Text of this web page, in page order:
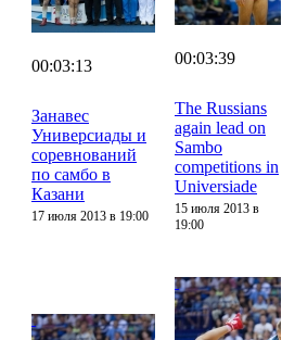
00:03:13
Занавес
Универсиады и
соревнований
по самбо в
Казани
17 июля 2013 в 19:00
00:03:39
The Russians
again lead on
Sambo
competitions in
Universiade
15 июля 2013 в
19:00